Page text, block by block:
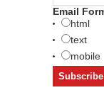
Email
html
text
mobile